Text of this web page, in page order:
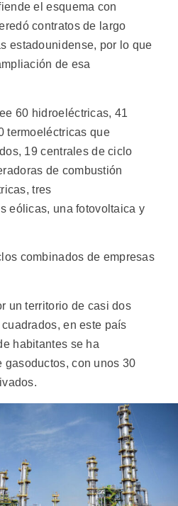
el esquema con
contratos de largo
estadounidense, por lo que
de esa
60 hidroeléctricas, 41
termoeléctricas que
19 centrales de ciclo
de combustión
tres
eólicas, una fotovoltaica y
combinados de empresas
un territorio de casi dos
en este país
habitantes se ha
gasoductos, con unos 30